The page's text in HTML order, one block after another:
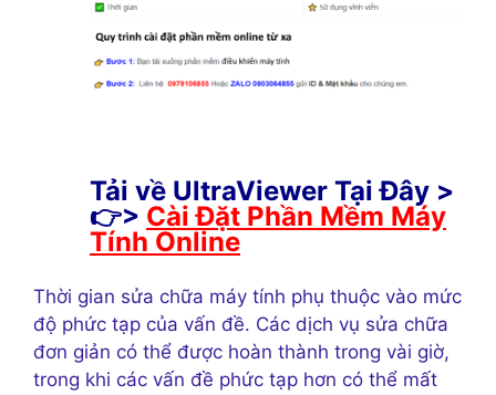
Tải về UltraViewer Tại Đây >
👉> Cài Đặt Phần Mềm Máy
Tính Online
Thời gian sửa chữa máy tính phụ thuộc vào mức
độ phức tạp của vấn đề. Các dịch vụ sửa chữa
đơn giản có thể được hoàn thành trong vài giờ,
trong khi các vấn đề phức tạp hơn có thể mất